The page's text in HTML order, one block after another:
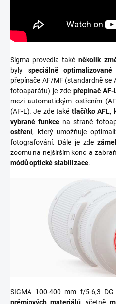
Sigma provedla takéněkolik
byly speciálně optimalizované
přepínače AF/MF (standardně se
fotoaparátu) je zde přepínač AF-
mezi automatickým ostřením
(AF-L). Je zde také tlačítko AFL,
vybrané funkce na straně
ostření, který umožňuje
fotografování. Dále je zde
zoomu na nejširším konci a
módů optické stabilizace.
SIGMA 100-400 mm f/5-6,3
prémiových materiálů, včetně